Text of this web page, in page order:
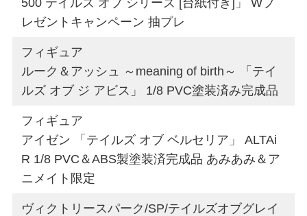
レゼントキャンペーン 抽プレ
フィギュア
ルーク＆アッシュ ～meaning of birth～ 「テイ
ルズ オブ ジ アビス」 1/8 PVC塗装済み完成品
フィギュア
アイゼン 「テイルズ オブ ベルセリア」 ALTAi
R 1/8 PVC＆ABS製塗装済完成品 あみあみ＆ア
ニメイト限定
ヴィクトリースパーク/SP/テイルズオブグレイ